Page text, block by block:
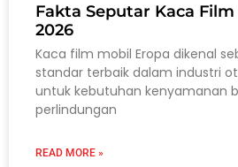
Fakta Seputar Kaca
2026
Kaca film mobil Eropa dikenal
standar terbaik dalam industri
untuk kebutuhan kenyamanan
perlindungan
READ MORE »